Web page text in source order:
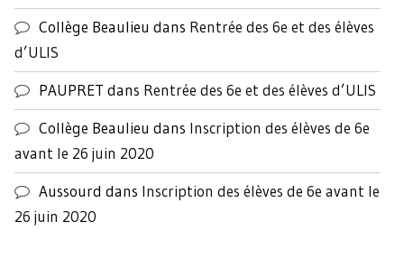
Collège Beaulieu dans Rentrée des 6e et des élèves
d’ULIS
PAUPRET dans Rentrée des 6e et des élèves d’ULIS
Collège Beaulieu dans Inscription des élèves de 6e
avant le 26 juin 2020
Aussourd dans Inscription des élèves de 6e avant le
26 juin 2020